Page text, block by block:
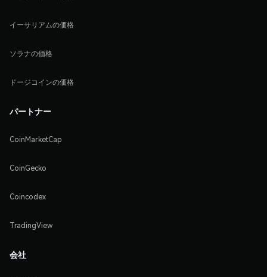
イーサリアムの価格
ソラナの価格
ドージコインの価格
パートナー
CoinMarketCap
CoinGecko
Coincodex
TradingView
会社